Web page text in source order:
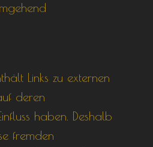
Links zu externen
deren
haben. Deshalb
fremden